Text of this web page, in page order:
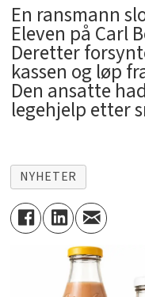
En ransmann
Eleven på Carl
Deretter
kassen og løp
Den ansatte
legehjelp etter
NYHETER